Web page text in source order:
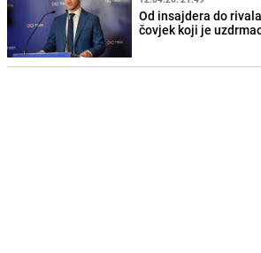
Od insajdera do
čovjek koji je